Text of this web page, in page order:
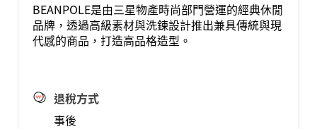
BEANPOLE是由三星物產時尚部門營運的經典休閒
品牌，透過高級素材與洗鍊設計推出兼具傳統與現
代感的商品，打造高品格造型。
退稅方式
事後